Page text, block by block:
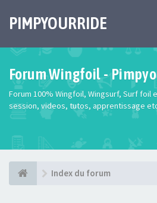
PIMPYOURRIDE
Forum Wingfoil -
Forum 100% Wingfoil, Wingsurf, Surf foil
session, videos, tutos, apprentissage
Index du forum